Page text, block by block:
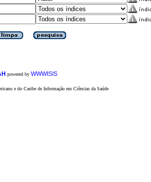
powered by WWWISIS
e do Caribe de Informação em Ciências da Saúde